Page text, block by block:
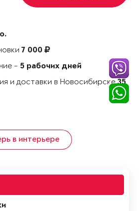
7 000
- 5 рабочих дней
и доставки в Новосибирске35
в интерьере